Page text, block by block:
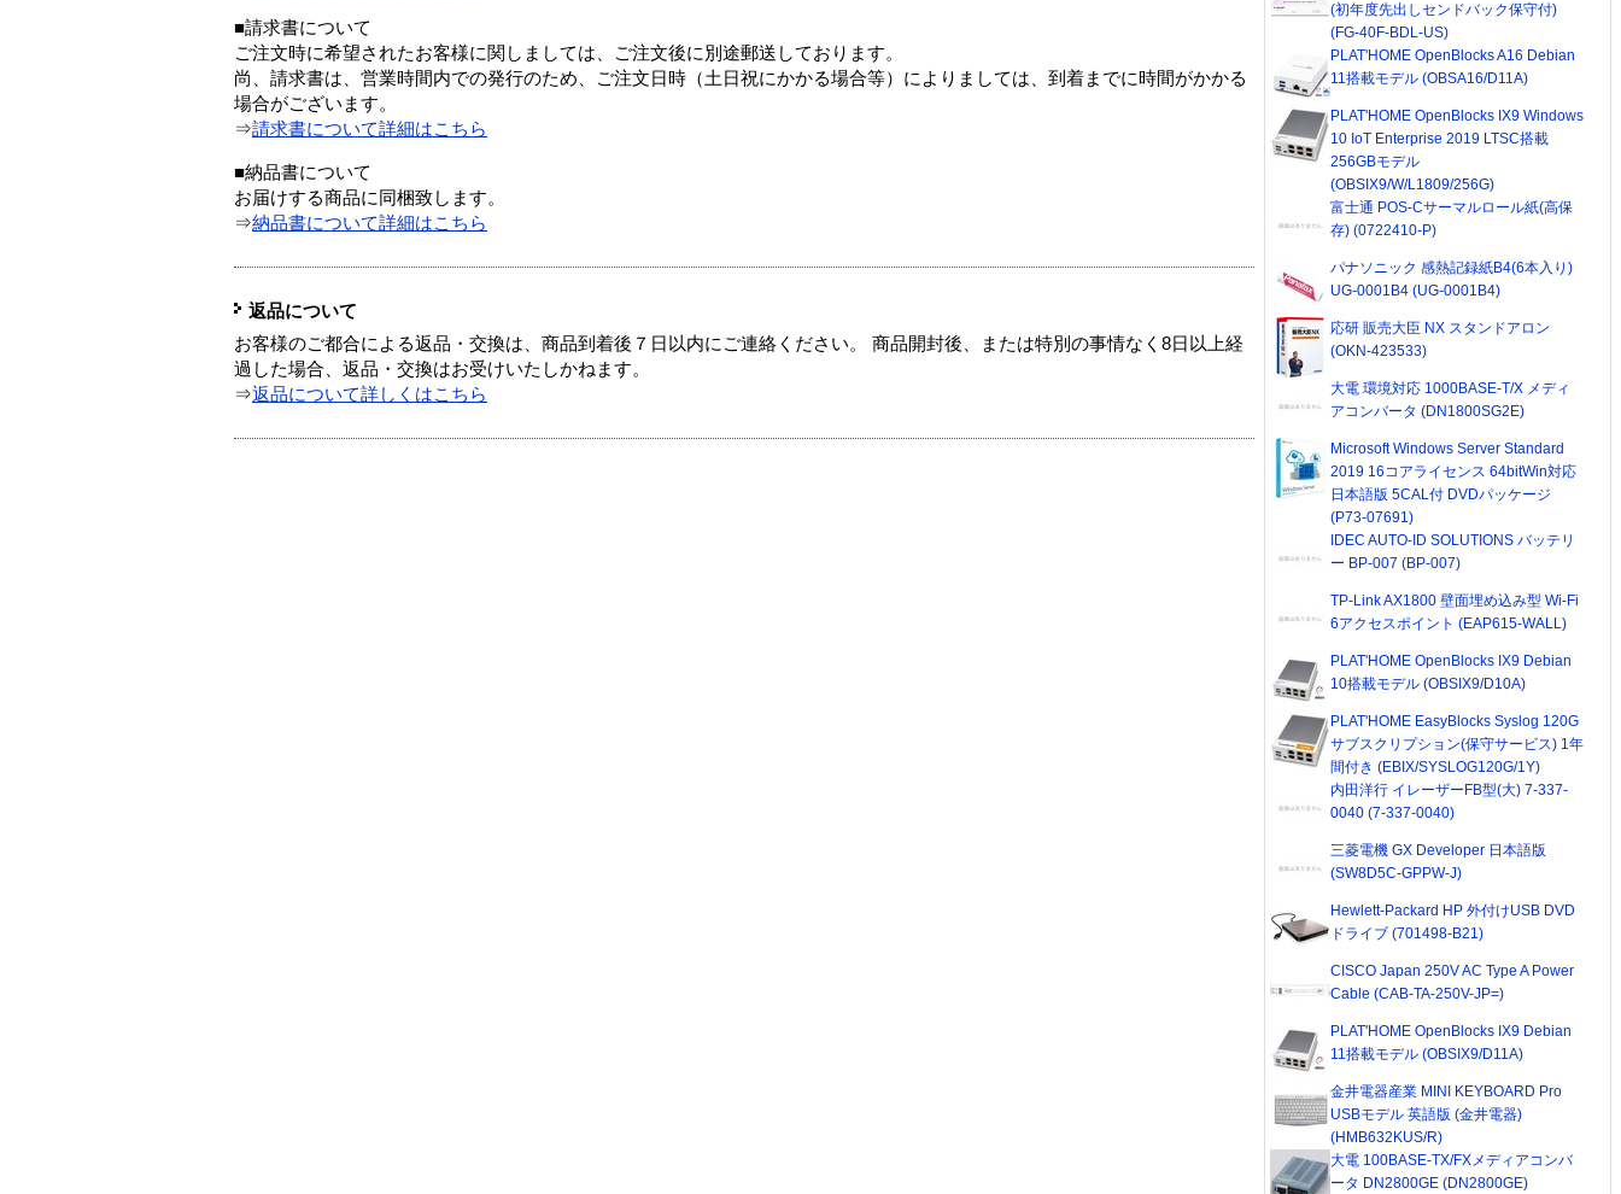
■請求書について
ご注文時に希望されたお客様に関しましては、ご注文後に別途郵送しております。
尚、請求書は、営業時間内での発行のため、ご注文日時（土日祝にかかる場合等）によりましては、到着までに時間がかかる
場合がございます。
⇒請求書について詳細はこちら
■納品書について
お届けする商品に同梱致します。
⇒納品書について詳細はこちら
返品について
お客様のご都合による返品・交換は、商品到着後７日以内にご連絡ください。 商品開封後、または特別の事情なく8日以上経
過した場合、返品・交換はお受けいたしかねます。
⇒返品について詳しくはこちら
(初年度先出しセンドバック保守付)
(FG-40F-BDL-US)
PLAT'HOME OpenBlocks A16 Debian
11搭載モデル (OBSA16/D11A)
PLAT'HOME OpenBlocks IX9 Windows
10 IoT Enterprise 2019 LTSC搭載
256GBモデル
(OBSIX9/W/L1809/256G)
富士通 POS-Cサーマルロール紙(高保
存) (0722410-P)
パナソニック 感熱記録紙B4(6本入り)
UG-0001B4 (UG-0001B4)
応研 販売大臣 NX スタンドアロン
(OKN-423533)
大電 環境対応 1000BASE-T/X メディ
アコンバータ (DN1800SG2E)
Microsoft Windows Server Standard
2019 16コアライセンス 64bitWin対応
日本語版 5CAL付 DVDパッケージ
(P73-07691)
IDEC AUTO-ID SOLUTIONS バッテリ
ー BP-007 (BP-007)
TP-Link AX1800 壁面埋め込み型 Wi-Fi
6アクセスポイント (EAP615-WALL)
PLAT'HOME OpenBlocks IX9 Debian
10搭載モデル (OBSIX9/D10A)
PLAT'HOME EasyBlocks Syslog 120G
サブスクリプション(保守サービス) 1年
間付き (EBIX/SYSLOG120G/1Y)
内田洋行 イレーザーFB型(大) 7-337-
0040 (7-337-0040)
三菱電機 GX Developer 日本語版
(SW8D5C-GPPW-J)
Hewlett-Packard HP 外付けUSB DVD
ドライブ (701498-B21)
CISCO Japan 250V AC Type A Power
Cable (CAB-TA-250V-JP=)
PLAT'HOME OpenBlocks IX9 Debian
11搭載モデル (OBSIX9/D11A)
金井電器産業 MINI KEYBOARD Pro
USBモデル 英語版 (金井電器)
(HMB632KUS/R)
大電 100BASE-TX/FXメディアコンバ
ータ DN2800GE (DN2800GE)